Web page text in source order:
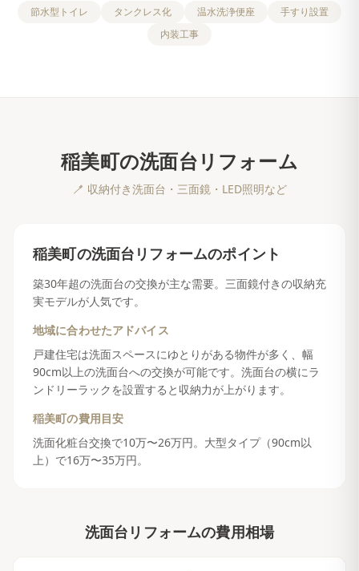
節水型トイレ タンクレス化 温水洗浄便座
手すり設置
内装工事
稲美町の洗面台リフォーム
🪥 収納付き洗面台・三面鏡・LED照明など
稲美町 の洗面台リフォームのポイント
築30年超の洗面台の交換が主な需要。三面鏡付きの収納充
実モデルが人気です。
地域に合わせたアドバイス
戸建住宅は洗面スペースにゆとりがある物件が多く、幅
90cm以上の洗面台への交換が可能です。洗面台の横にラ
ンドリーラックを設置すると収納力が上がります。
稲美町の費用目安
洗面化粧台交換で10万〜26万円。大型タイプ（90cm以
上）で16万〜35万円。
洗面台リフォームの費用相場